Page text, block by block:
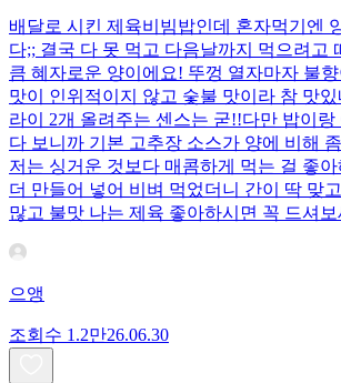
배달로 시킨 제육비빔밥인데 혼자먹기엔
다;; 결국 다 못 먹고 다음날까지 먹으려고
큼 혜자로운 양이에요! 뚜껑 열자마자 불향
맛이 인위적이지 않고 숯불 맛이라 참 맛
라이 2개 올려주는 센스는 굳!! ​다만 밥이
다 보니까 기본 고추장 소스가 양에 비해
저는 싱거운 것보다 매콤하게 먹는 걸 좋
더 만들어 넣어 비벼 먹었더니 간이 딱 맞
많고 불맛 나는 제육 좋아하시면 꼭 드셔
으앵
조회수 1.2만26.06.30